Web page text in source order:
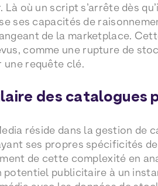
Là où un script s’arrête dès
ses capacités de
de la marketplace.
comme une rupture de
une requête clé.
des catalogues
réside dans la gestion de
ses propres spécificités
de cette complexité en
publicitaire à un